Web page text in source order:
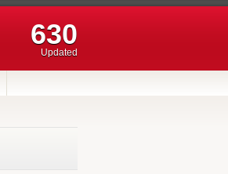
630
Updated